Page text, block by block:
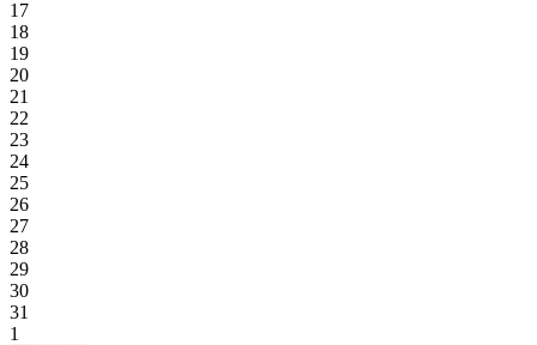
17
18
19
20
21
22
23
24
25
26
27
28
29
30
31
1